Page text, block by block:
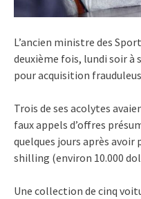
L’ancien ministre des
deuxième fois, lundi soir à
pour acquisition
Trois de ses acolytes
faux appels d’offres
quelques jours après avoir
shilling (environ 10.000
Une collection de cinq